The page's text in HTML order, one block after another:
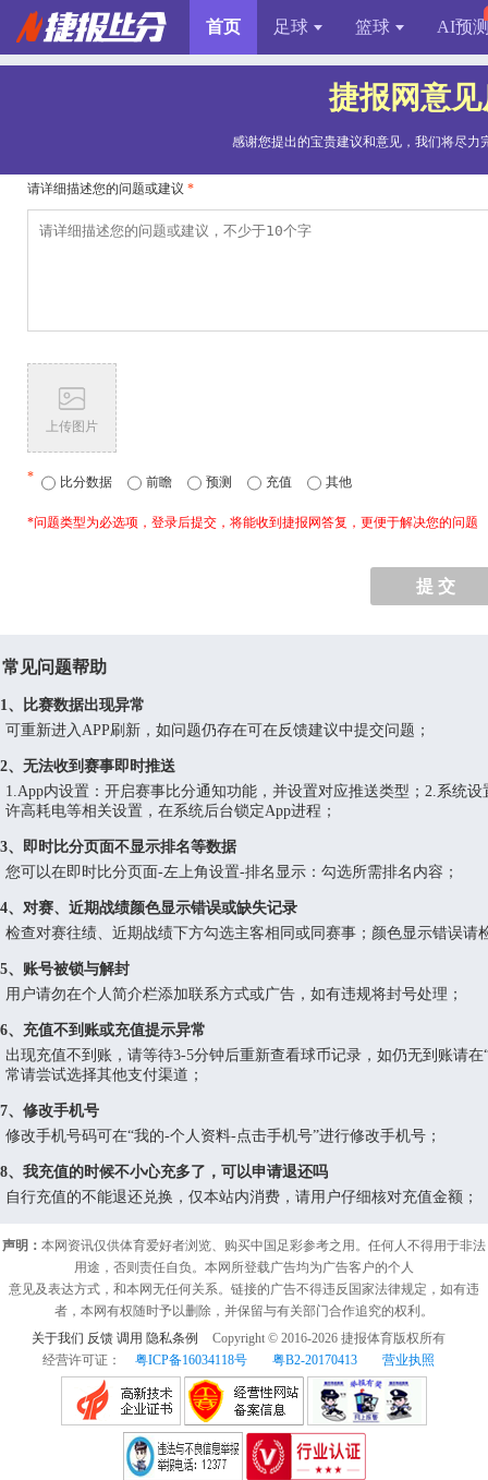
首页 足球 篮球 AI预
捷报网意
感谢您提出的宝贵建议和意见，我们将尽力
请详细描述您的问题或建议 *
上传图片
* 比分数据 前瞻 预测 充值 其他
*问题类型为必选项，登录后提交，将能收到捷报网答复，更便于解决您的问题
常见问题帮助
1、比赛数据出现异常
可重新进入APP刷新，如问题仍存在可在反馈建议中提交问题；
2、无法收到赛事即时推送
1.App内设置：开启赛事比分通知功能，并设置对应推送类型；2.系统
许高耗电等相关设置，在系统后台锁定App进程；
3、即时比分页面不显示排名等数据
您可以在即时比分页面-左上角设置-排名显示：勾选所需排名内容；
4、对赛、近期战绩颜色显示错误或缺失记录
检查对赛往绩、近期战绩下方勾选主客相同或同赛事；颜色显示错误请
5、账号被锁与解封
用户请勿在个人简介栏添加联系方式或广告，如有违规将封号处理；
6、充值不到账或充值提示异常
出现充值不到账，请等待3-5分钟后重新查看球币记录，如仍无到账请
常请尝试选择其他支付渠道；
7、修改手机号
修改手机号码可在“我的-个人资料-点击手机号”进行修改手机号；
8、我充值的时候不小心充多了，可以申请退还吗
自行充值的不能退还兑换，仅本站内消费，请用户仔细核对充值金额；
声明： 本网资讯仅供体育爱好者浏览、购买中国足彩参考之用。任何人不得用于非法
用途，否则责任自负。本网所登载广告均为广告客户的个人
意见及表达方式，和本网无任何关系。链接的广告不得违反国家法律规定，如有违
者，本网有权随时予以删除，并保留与有关部门合作追究的权利。
关于我们 反馈 调用 隐私条例 Copyright © 2016-2026 捷报体育版权所有
经营许可证：
粤ICP备16034118号 粤B2-20170413 营业执照